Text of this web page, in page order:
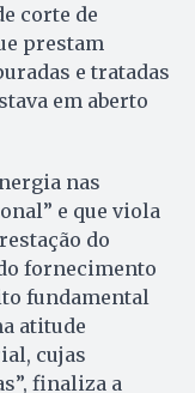
corte de
prestam
e tratadas
em aberto
nas
e que viola
do
fornecimento
fundamental
atitude
cujas
finaliza a